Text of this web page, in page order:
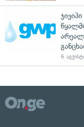
6